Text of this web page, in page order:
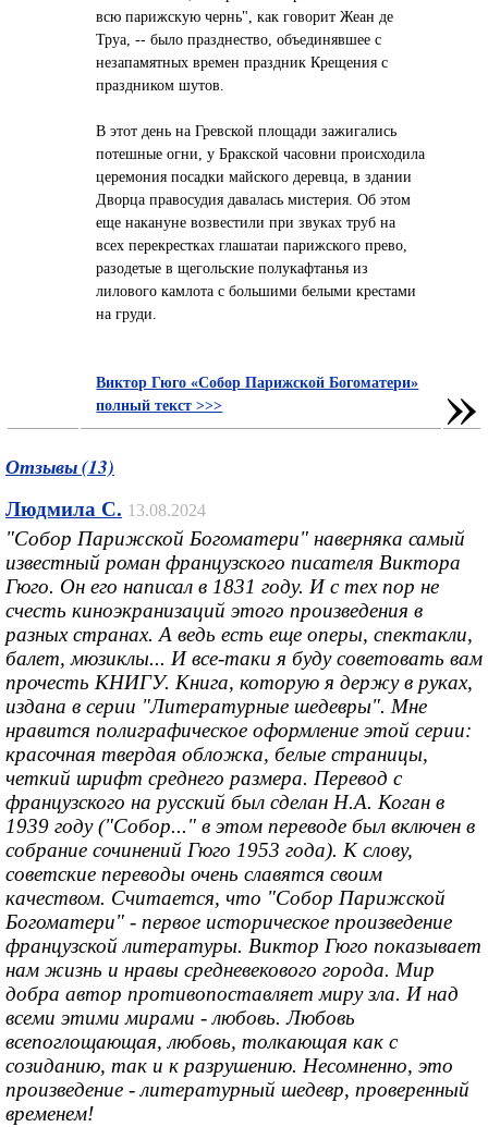
всю парижскую чернь", как говорит Жеан де
Труа, -- было празднество, объединявшее с
незапамятных времен праздник Крещения с
праздником шутов.
В этот день на Гревской площади зажигались
потешные огни, у Бракской часовни происходила
церемония посадки майского деревца, в здании
Дворца правосудия давалась мистерия. Об этом
еще накануне возвестили при звуках труб на
всех перекрестках глашатаи парижского прево,
разодетые в щегольские полукафтанья из
лилового камлота с большими белыми крестами
на груди.
Виктор Гюго «Собор Парижской Богоматери»
полный текст >>>
»
Отзывы (13)
Людмила С. 13.08.2024
"Собор Парижской Богоматери" наверняка самый
известный роман французского писателя Виктора
Гюго. Он его написал в 1831 году. И с тех пор не
счесть киноэкранизаций этого произведения в
разных странах. А ведь есть еще оперы, спектакли,
балет, мюзиклы... И все-таки я буду советовать вам
прочесть КНИГУ. Книга, которую я держу в руках,
издана в серии "Литературные шедевры". Мне
нравится полиграфическое оформление этой серии:
красочная твердая обложка, белые страницы,
четкий шрифт среднего размера. Перевод с
французского на русский был сделан Н.А. Коган в
1939 году ("Собор..." в этом переводе был включен в
собрание сочинений Гюго 1953 года). К слову,
советские переводы очень славятся своим
качеством. Считается, что "Собор Парижской
Богоматери" - первое историческое произведение
французской литературы. Виктор Гюго показывает
нам жизнь и нравы средневекового города. Мир
добра автор противопоставляет миру зла. И над
всеми этими мирами - любовь. Любовь
всепоглощающая, любовь, толкающая как с
созиданию, так и к разрушению. Несомненно, это
произведение - литературный шедевр, проверенный
временем!